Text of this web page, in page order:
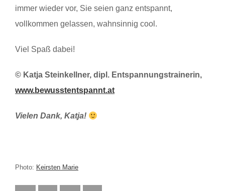
immer wieder vor, Sie seien ganz entspannt,
vollkommen gelassen, wahnsinnig cool.
Viel Spaß dabei!
© Katja Steinkellner, dipl. Entspannungstrainerin,
www.bewusstentspannt.at
Vielen Dank, Katja!
Photo: Keirsten Marie